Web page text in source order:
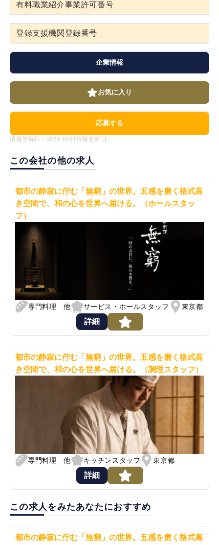
有料職業紹介事業許可番号
登録支援機関登録番号
企業情報
お気に入り
応募する
情報登録日：2024/10/01情報更新日：
この会社の他の求人
都市の静寂に佇む「無窮」の世界。五感を磨く格式高
き空間で、和の心を世界へ届ける。（ホールスタッ
フ）
専門料理 他 サービス・ホールスタッフ 東京都
詳細
都市の静寂に佇む「無窮」の世界。五感を磨く格式高
き空間で、和の心を世界へ届ける。（調理スタッフ）
専門料理 他 キッチンスタッフ 東京都
詳細
この求人をみたあなたにおすすめ
都市の静寂に佇む「無窮」の世界。五感を磨く格式高